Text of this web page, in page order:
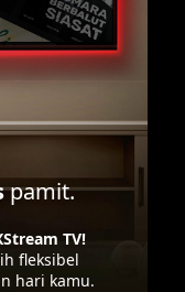
pamit.
TV!
fleksibel
hari kamu.